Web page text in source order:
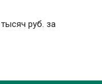
руб. за